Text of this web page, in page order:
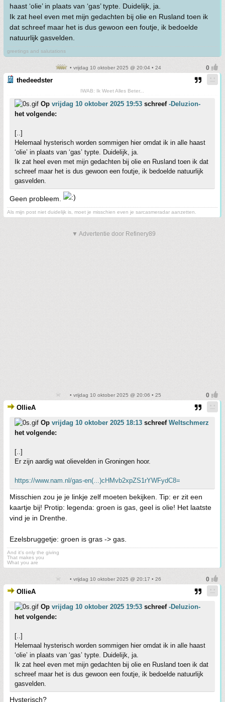
haast ‘olie’ in plaats van ‘gas’ typte. Duidelijk, ja.
Ik zat heel even met mijn gedachten bij olie en Rusland toen ik
dat schreef maar het is dus gewoon een foutje, ik bedoelde
natuurlijk gasvelden.
greetings and salutations
• vrijdag 10 oktober 2025 @ 20:04 • 24
thedeedster
IWAB: Ik Weet Alles Beter...
Op vrijdag 10 oktober 2025 19:53 schreef -Deluzion-
het volgende:
[..]
Helemaal hysterisch worden sommigen hier omdat ik in alle haast
‘olie’ in plaats van ‘gas’ typte. Duidelijk, ja.
Ik zat heel even met mijn gedachten bij olie en Rusland toen ik dat
schreef maar het is dus gewoon een foutje, ik bedoelde natuurlijk
gasvelden.
Geen probleem.
Als mijn post niet duidelijk is, moet je misschien even je sarcasmeradar aanzetten.
▼ Advertentie door Refinery89
• vrijdag 10 oktober 2025 @ 20:06 • 25
OllieA
Op vrijdag 10 oktober 2025 18:13 schreef Weltschmerz
het volgende:
[..]
Er zijn aardig wat olievelden in Groningen hoor.
https://www.nam.nl/gas-en(...)cHMvb2xpZS1rYWFydC8=
Misschien zou je je linkje zelf moeten bekijken. Tip: er zit een
kaartje bij! Protip: legenda: groen is gas, geel is olie! Het laatste
vind je in Drenthe.
Ezelsbruggetje: groen is gras -> gas.
And it's only the giving
That makes you
What you are
• vrijdag 10 oktober 2025 @ 20:17 • 26
OllieA
Op vrijdag 10 oktober 2025 19:53 schreef -Deluzion-
het volgende:
[..]
Helemaal hysterisch worden sommigen hier omdat ik in alle haast
‘olie’ in plaats van ‘gas’ typte. Duidelijk, ja.
Ik zat heel even met mijn gedachten bij olie en Rusland toen ik dat
schreef maar het is dus gewoon een foutje, ik bedoelde natuurlijk
gasvelden.
Hysterisch?